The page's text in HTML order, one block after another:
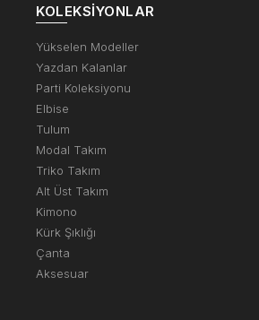
KOLEKSIYONLAR
Yükselen Modeller
Yazdan Kalanlar
Parti Koleksiyonu
Elbise
Tulum
Modal Takım
Triko Takım
Alt Üst Takım
Kimono
Kürk Şıklığı
Çanta
Aksesuar